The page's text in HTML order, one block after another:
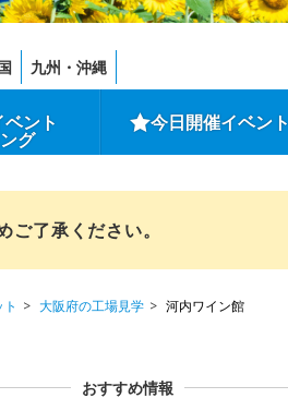
九州・沖縄
ント
グ
今日開催イベント
了承ください。
大阪府の工場見学 河内ワイン館
おすすめ情報